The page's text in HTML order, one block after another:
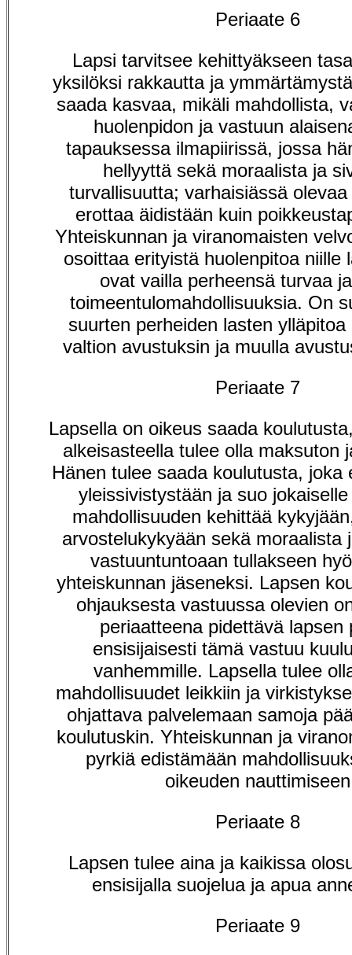
Periaate 6
Lapsi tarvitsee kehittyäkseen
yksilöksi rakkautta ja
saada kasvaa, mikäli mahdollista,
huolenpidon ja vastuun
tapauksessa ilmapiirissä, jossa
hellyyttä sekä moraalista ja
turvallisuutta; varhaisiässä
erottaa äidistään kuin
Yhteiskunnan ja viranomaisten
osoittaa erityistä huolenpitoa niille
ovat vailla perheensä turvaa
toimeentulomahdollisuuksia. On
suurten perheiden lasten ylläpitoa
valtion avustuksin ja muulla
Periaate 7
Lapsella on oikeus saada
alkeisasteella tulee olla maksuton
Hänen tulee saada koulutusta, joka
yleissivistystään ja suo
mahdollisuuden kehittää
arvostelukykyään sekä moraalista
vastuuntuntoaan tullakseen
yhteiskunnan jäseneksi. Lapsen
ohjauksesta vastuussa olevien
periaatteena pidettävä lapsen
ensisijaisesti tämä vastuu
vanhemmille. Lapsella tulee
mahdollisuudet leikkiin ja
ohjattava palvelemaan samoja
koulutuskin. Yhteiskunnan ja
pyrkiä edistämään
oikeuden nauttimiseen
Periaate 8
Lapsen tulee aina ja kaikissa
ensisijalla suojelua ja apua
Periaate 9